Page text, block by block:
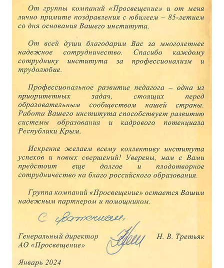
ИНСТИТУТ
Противодействие коррупции
В ПОМОЩЬ УЧИТЕЛЮ
Организация УВП
ГИА
Карта ГИА РК
Советуем прочитать
Готовимся к новому учебному году 2026-2027
ДПО
Профессиональная переподготовка
Повышение квалификации
КОНТАКТЫ